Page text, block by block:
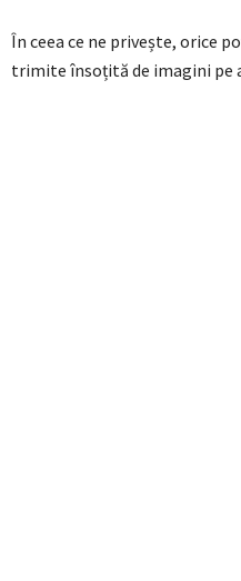
În ceea ce ne privește, orice
trimite însoțită de imagini pe